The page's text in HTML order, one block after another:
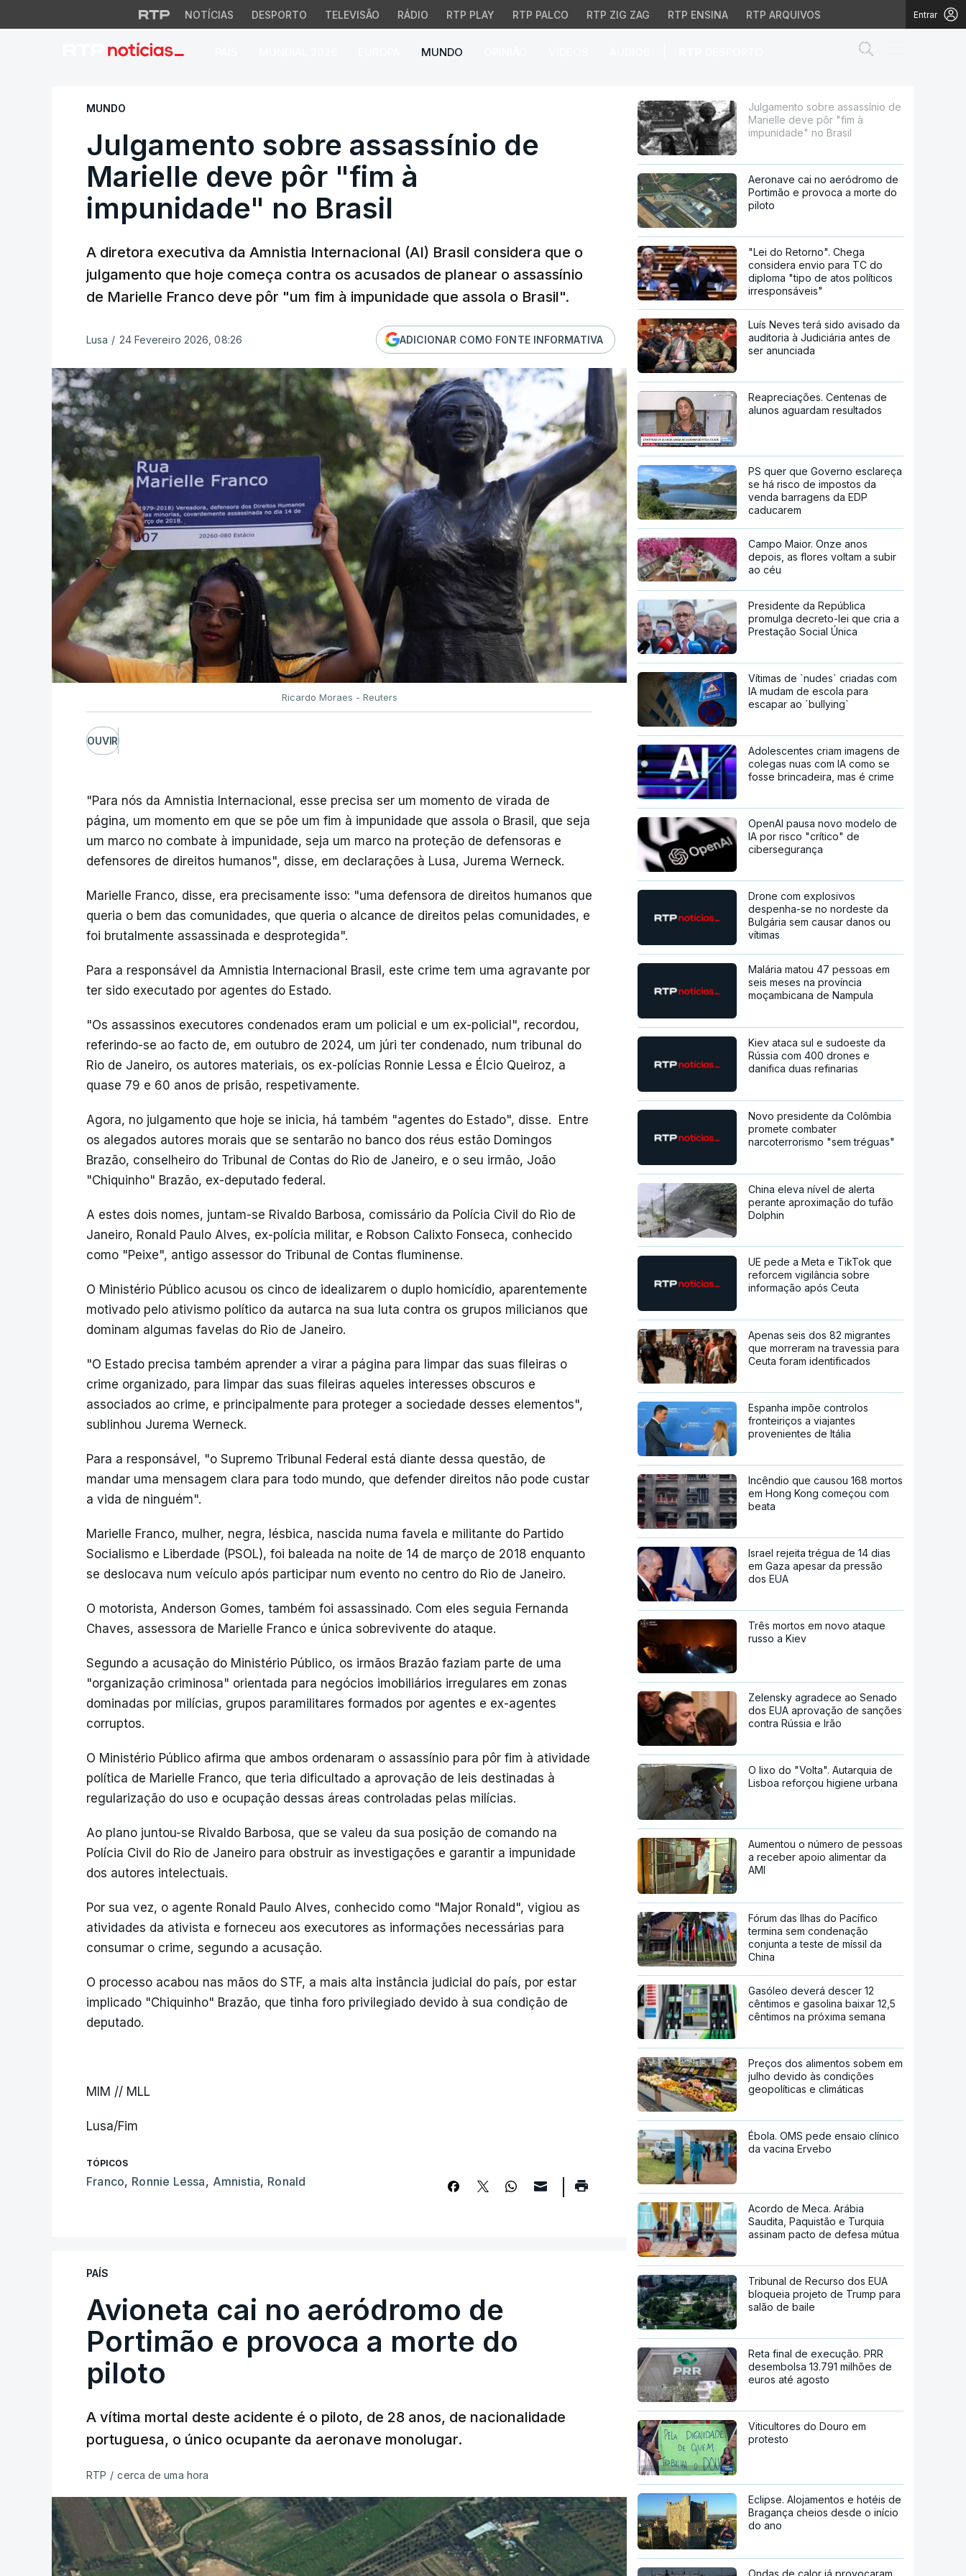
NOTÍCIAS DESPORTO TELEVISÃO RÁDIO RTP PLAY RTP PALCO RTP ZIG ZAG RTP ENSINA RTP ARQUIVOS Entrar
MUNDO
Julgamento sobre assassínio de Marielle deve pôr "fim à
MUNDO
Julgamento sobre assassínio de
Marielle deve pôr "fim à
impunidade" no Brasil
A diretora executiva da Amnistia Internacional (AI) Brasil considera que o
julgamento que hoje começa contra os acusados de planear o assassínio
de Marielle Franco deve pôr "um fim à impunidade que assola o Brasil".
Lusa / 24 Fevereiro 2026, 08:26 ADICIONAR COMO FONTE INFORMATIVA
Ricardo Moraes - Reuters
OUVIR
"Para nós da Amnistia Internacional, esse precisa ser um momento de virada de
página, um momento em que se põe um fim à impunidade que assola o Brasil, que seja
um marco no combate à impunidade, seja um marco na proteção de defensoras e
defensores de direitos humanos", disse, em declarações à Lusa, Jurema Werneck.
Marielle Franco, disse, era precisamente isso: "uma defensora de direitos humanos que
queria o bem das comunidades, que queria o alcance de direitos pelas comunidades, e
foi brutalmente assassinada e desprotegida".
Para a responsável da Amnistia Internacional Brasil, este crime tem uma agravante por
ter sido executado por agentes do Estado.
"Os assassinos executores condenados eram um policial e um ex-policial", recordou,
referindo-se ao facto de, em outubro de 2024, um júri ter condenado, num tribunal do
Rio de Janeiro, os autores materiais, os ex-polícias Ronnie Lessa e Élcio Queiroz, a
quase 79 e 60 anos de prisão, respetivamente.
Agora, no julgamento que hoje se inicia, há também "agentes do Estado", disse. Entre
os alegados autores morais que se sentarão no banco dos réus estão Domingos
Brazão, conselheiro do Tribunal de Contas do Rio de Janeiro, e o seu irmão, João
"Chiquinho" Brazão, ex-deputado federal.
A estes dois nomes, juntam-se Rivaldo Barbosa, comissário da Polícia Civil do Rio de
Janeiro, Ronald Paulo Alves, ex-polícia militar, e Robson Calixto Fonseca, conhecido
como "Peixe", antigo assessor do Tribunal de Contas fluminense.
O Ministério Público acusou os cinco de idealizarem o duplo homicídio, aparentemente
motivado pelo ativismo político da autarca na sua luta contra os grupos milicianos que
dominam algumas favelas do Rio de Janeiro.
"O Estado precisa também aprender a virar a página para limpar das suas fileiras o
crime organizado, para limpar das suas fileiras aqueles interesses obscuros e
associados ao crime, e principalmente para proteger a sociedade desses elementos",
sublinhou Jurema Werneck.
Para a responsável, "o Supremo Tribunal Federal está diante dessa questão, de
mandar uma mensagem clara para todo mundo, que defender direitos não pode custar
a vida de ninguém".
Marielle Franco, mulher, negra, lésbica, nascida numa favela e militante do Partido
Socialismo e Liberdade (PSOL), foi baleada na noite de 14 de março de 2018 enquanto
se deslocava num veículo após participar num evento no centro do Rio de Janeiro.
O motorista, Anderson Gomes, também foi assassinado. Com eles seguia Fernanda
Chaves, assessora de Marielle Franco e única sobrevivente do ataque.
Segundo a acusação do Ministério Público, os irmãos Brazão faziam parte de uma
"organização criminosa" orientada para negócios imobiliários irregulares em zonas
dominadas por milícias, grupos paramilitares formados por agentes e ex-agentes
corruptos.
O Ministério Público afirma que ambos ordenaram o assassínio para pôr fim à atividade
política de Marielle Franco, que teria dificultado a aprovação de leis destinadas à
regularização do uso e ocupação dessas áreas controladas pelas milícias.
Ao plano juntou-se Rivaldo Barbosa, que se valeu da sua posição de comando na
Polícia Civil do Rio de Janeiro para obstruir as investigações e garantir a impunidade
dos autores intelectuais.
Por sua vez, o agente Ronald Paulo Alves, conhecido como "Major Ronald", vigiou as
atividades da ativista e forneceu aos executores as informações necessárias para
consumar o crime, segundo a acusação.
O processo acabou nas mãos do STF, a mais alta instância judicial do país, por estar
implicado "Chiquinho" Brazão, que tinha foro privilegiado devido à sua condição de
deputado.
MIM // MLL
Lusa/Fim
TÓPICOS
Franco, Ronnie Lessa, Amnistia, Ronald
PAÍS
Avioneta cai no aeródromo de
Portimão e provoca a morte do
piloto
A vítima mortal deste acidente é o piloto, de 28 anos, de nacionalidade
portuguesa, o único ocupante da aeronave monolugar.
RTP / cerca de uma hora
Julgamento sobre assassínio de
Marielle deve pôr "fim à
impunidade" no Brasil
Aeronave cai no aeródromo de
Portimão e provoca a morte do
piloto
"Lei do Retorno". Chega
considera envio para TC do
diploma "tipo de atos políticos
irresponsáveis"
Luís Neves terá sido avisado da
auditoria à Judiciária antes de
ser anunciada
Reapreciações. Centenas de
alunos aguardam resultados
PS quer que Governo esclareça
se há risco de impostos da
venda barragens da EDP
caducarem
Campo Maior. Onze anos
depois, as flores voltam a subir
ao céu
Presidente da República
promulga decreto-lei que cria a
Prestação Social Única
Vítimas de `nudes` criadas com
IA mudam de escola para
escapar ao `bullying`
Adolescentes criam imagens de
colegas nuas com IA como se
fosse brincadeira, mas é crime
OpenAI pausa novo modelo de
IA por risco "crítico" de
cibersegurança
Drone com explosivos
despenha-se no nordeste da
Bulgária sem causar danos ou
vítimas
Malária matou 47 pessoas em
seis meses na província
moçambicana de Nampula
Kiev ataca sul e sudoeste da
Rússia com 400 drones e
danifica duas refinarias
Novo presidente da Colômbia
promete combater
narcoterrorismo "sem tréguas"
China eleva nível de alerta
perante aproximação do tufão
Dolphin
UE pede a Meta e TikTok que
reforcem vigilância sobre
informação após Ceuta
Apenas seis dos 82 migrantes
que morreram na travessia para
Ceuta foram identificados
Espanha impõe controlos
fronteiriços a viajantes
provenientes de Itália
Incêndio que causou 168 mortos
em Hong Kong começou com
beata
Israel rejeita trégua de 14 dias
em Gaza apesar da pressão
dos EUA
Três mortos em novo ataque
russo a Kiev
Zelensky agradece ao Senado
dos EUA aprovação de sanções
contra Rússia e Irão
O lixo do "Volta". Autarquia de
Lisboa reforçou higiene urbana
Aumentou o número de pessoas
a receber apoio alimentar da
AMI
Fórum das Ilhas do Pacífico
termina sem condenação
conjunta a teste de míssil da
China
Gasóleo deverá descer 12
cêntimos e gasolina baixar 12,5
cêntimos na próxima semana
Preços dos alimentos sobem em
julho devido às condições
geopolíticas e climáticas
Ébola. OMS pede ensaio clínico
da vacina Ervebo
Acordo de Meca. Arábia
Saudita, Paquistão e Turquia
assinam pacto de defesa mútua
Tribunal de Recurso dos EUA
bloqueia projeto de Trump para
salão de baile
Reta final de execução. PRR
desembolsa 13.791 milhões de
euros até agosto
Viticultores do Douro em
protesto
Eclipse. Alojamentos e hotéis de
Bragança cheios desde o início
do ano